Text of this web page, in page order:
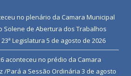
no plenário da Camara Municipal
Solene de Abertura dos Trabalhos
Legislatura 5 de agosto de 2026
aconteceu no prédio da Camara
/Pará a Sessão Ordinária 3 de agosto